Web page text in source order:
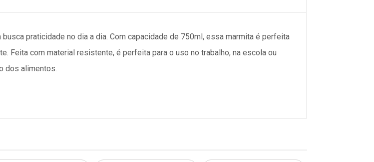
busca praticidade no dia a dia. Com capacidade de 750ml, essa marmita é perfeita
Feita com material resistente, é perfeita para o uso no trabalho, na escola ou
dos alimentos.